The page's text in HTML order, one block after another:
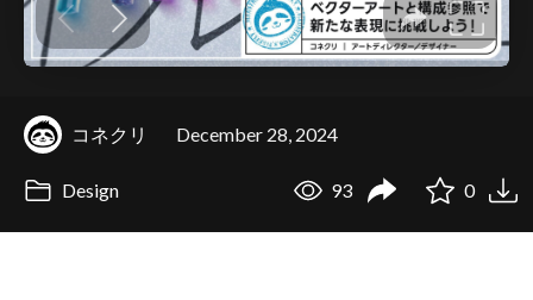
コネクリ December 28, 2024
Design 93 0